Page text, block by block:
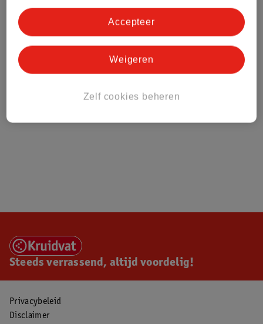
Over Kruidvat
Steeds verrassend, altijd voordelig!
Privacybeleid
Disclaimer
Zelf cookies beheren
Weigeren
Accepteer